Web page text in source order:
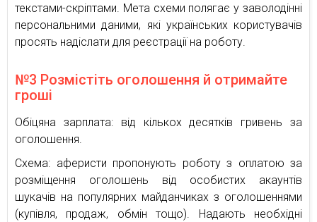
текстами-скріптами. Мета схеми полягає у заволодінні
персональними даними, які українських користувачів
просять надіслати для реєстрації на роботу.
№3 Розмістіть оголошення й отримайте
гроші
Обіцяна зарплата: від кількох десятків гривень за
оголошення.
Схема: аферисти пропонують роботу з оплатою за
розміщення оголошень від особистих акаунтів
шукачів на популярних майданчиках з оголошеннями
(купівля, продаж, обмін тощо). Надають необхідні